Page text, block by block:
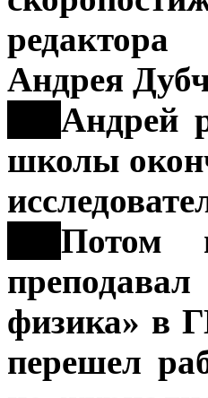
Андрея
Андрей
школы
Потом
физика» в
перешел